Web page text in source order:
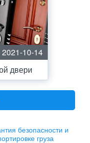
2021-10-14
двери
безопасности и
груза